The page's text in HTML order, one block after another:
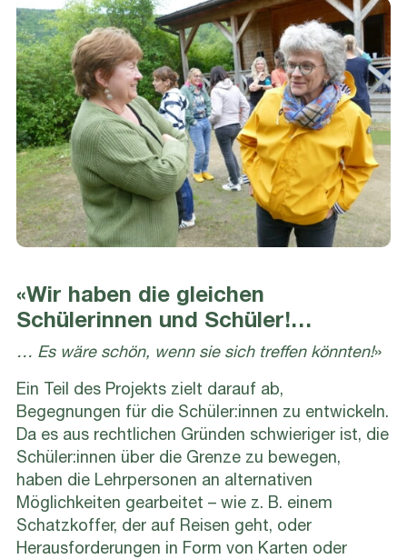
«Wir haben die gleichen
Schülerinnen und Schüler!…
… Es wäre schön, wenn sie sich treffen könnten!»
Ein Teil des Projekts zielt darauf ab,
Begegnungen für die Schüler:innen zu entwickeln.
Da es aus rechtlichen Gründen schwieriger ist, die
Schüler:innen über die Grenze zu bewegen,
haben die Lehrpersonen an alternativen
Möglichkeiten gearbeitet – wie z. B. einem
Schatzkoffer, der auf Reisen geht, oder
Herausforderungen in Form von Karten oder